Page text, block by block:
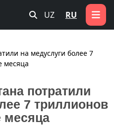
UZ RU
на медуслуги более 7
месяца
потратили
7 триллионов
месяца